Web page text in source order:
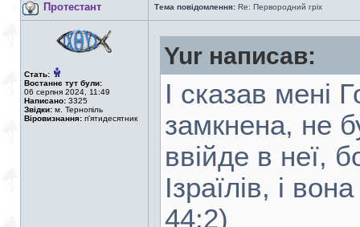
Протестант Тема повідомлення: Re: Первородний гріх
Стать:
Востаннє тут були:
06 серпня 2024, 11:49
Написано: 3325
Звідки: м. Тернопіль
Віровизнання: п'ятидесятник
Yur написав:
І сказав мені
замкнена, не
ввійде в неї,
Ізраїлів, і
44:2)